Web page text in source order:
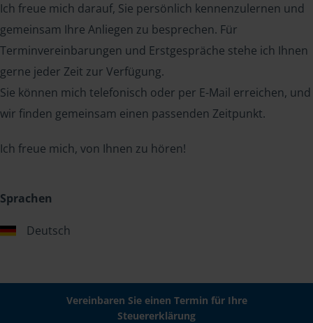
Ich freue mich darauf, Sie persönlich kennenzulernen und
gemeinsam Ihre Anliegen zu besprechen. Für
Terminvereinbarungen und Erstgespräche stehe ich Ihnen
gerne jeder Zeit zur Verfügung.
Sie können mich telefonisch oder per E-Mail erreichen, und
wir finden gemeinsam einen passenden Zeitpunkt.
Ich freue mich, von Ihnen zu hören!
Sprachen
Deutsch
Vereinbaren Sie einen Termin für Ihre
Steuererklärung